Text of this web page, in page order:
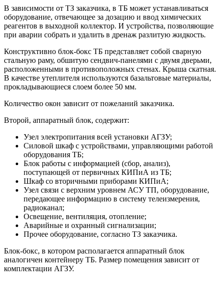
В зависимости от ТЗ заказчика, в ТБ может устанавливаться
оборудование, отвечающее за дозацию и ввод химических
реагентов в выходной коллектор. И устройства, позволяющие
при аварии собрать и удалить в дренаж разлитую жидкость.
Конструктивно блок-бокс ТБ представляет собой сварную
стальную раму, обшитую сендвич-панелями с двумя дверьми,
расположенными в противоположных стенах. Крыша скатная.
В качестве утеплителя используются базальтовые материалы,
прокладывающиеся слоем более 50 мм.
Количество окон зависит от пожеланий заказчика.
Второй, аппаратный блок, содержит:
Узел электропитания всей установки АГЗУ;
Силовой шкаф с устройствами, управляющими работой
оборудования ТБ;
Блок работы с информацией (сбор, анализ),
поступающей от первичных КИПиА из ТБ;
Шкаф со вторичными приборами КИПиА;
Узел связи с верхним уровнем АСУ ТП, оборудование,
передающее информацию в систему телеизмерения,
радиоканал;
Освещение, вентиляция, отопление;
Аварийные и охранный сигнализации;
Прочее оборудование, согласно ТЗ заказчика.
Блок-бокс, в котором располагается аппаратный блок
аналогичен контейнеру ТБ. Размер помещения зависит от
комплектации АГЗУ.